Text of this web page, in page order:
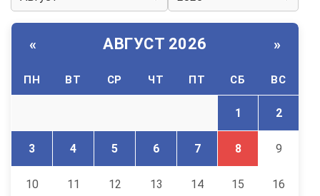
« АВГУСТ 2026 »
ПН ВТ СР ЧТ ПТ СБ ВС
1 2
3 4 5 6 7 8 9
10 11 12 13 14 15 16